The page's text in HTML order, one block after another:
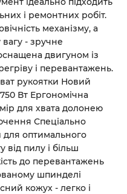
і ремонтних робіт.
механізму, а
вагу - зручне
двигуном із
і перевантажень.
рукоятки Новий
Вт Ергономічна
для хвата долонею
Спеціально
для оптимального
від пилу і більш
до перевантажень
шпинделі
кожух - легко і